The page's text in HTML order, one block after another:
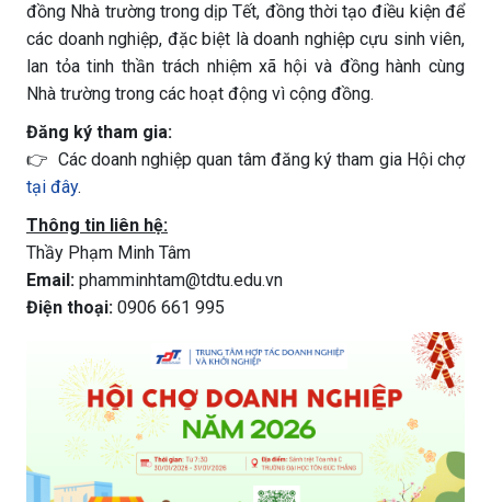
đồng Nhà trường trong dịp Tết, đồng thời tạo điều kiện để
các doanh nghiệp, đặc biệt là doanh nghiệp cựu sinh viên,
lan tỏa tinh thần trách nhiệm xã hội và đồng hành cùng
Nhà trường trong các hoạt động vì cộng đồng.
Đăng ký tham gia:
👉 Các doanh nghiệp quan tâm đăng ký tham gia Hội chợ
tại đây.
Thông tin liên hệ:
Thầy Phạm Minh Tâm
Email: phamminhtam@tdtu.edu.vn
Điện thoại: 0906 661 995